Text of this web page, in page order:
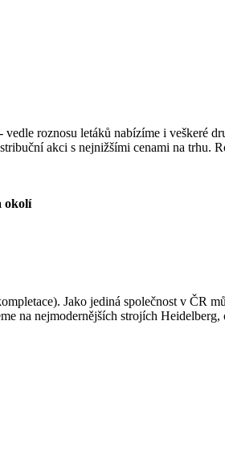
roznosu letáků nabízíme i veškeré
akci s nejnižšími cenami na trhu.
okolí
Jako jediná společnost v ČR
na nejmodernějších strojích